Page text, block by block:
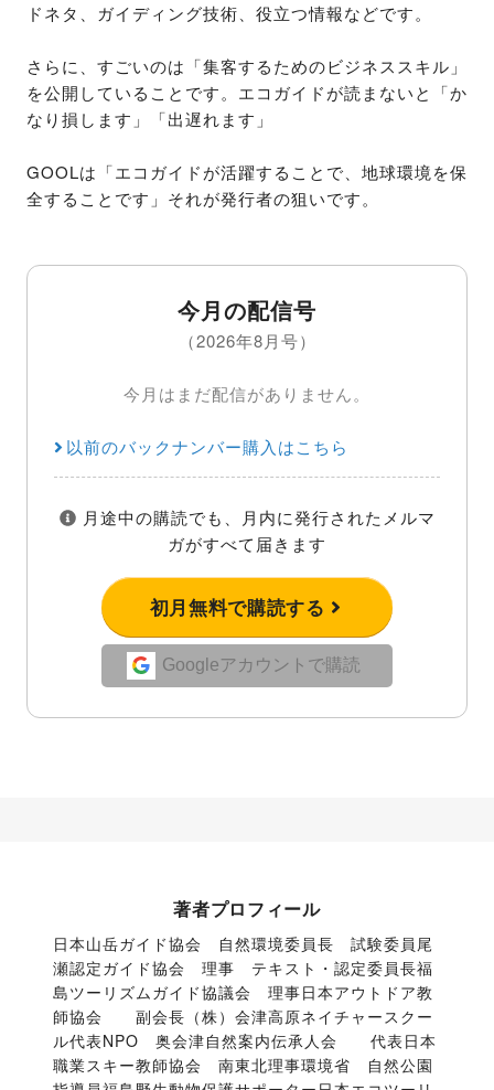
ドネタ、ガイディング技術、役立つ情報などです。
さらに、すごいのは「集客するためのビジネススキル」
を公開していることです。エコガイドが読まないと「か
なり損します」「出遅れます」
GOOLは「エコガイドが活躍することで、地球環境を保
全することです」それが発行者の狙いです。
今月の配信号
（2026年8月号）
今月はまだ配信がありません。
以前のバックナンバー購入はこちら
月途中の購読でも、月内に発行されたメルマ
ガがすべて届きます
初月無料で購読する
Googleアカウントで購読
著者プロフィール
日本山岳ガイド協会　自然環境委員長　試験委員尾
瀬認定ガイド協会　理事　テキスト・認定委員長福
島ツーリズムガイド協議会　理事日本アウトドア教
師協会　　副会長（株）会津高原ネイチャースクー
ル代表NPO　奥会津自然案内伝承人会　　代表日本
職業スキー教師協会　南東北理事環境省　自然公園